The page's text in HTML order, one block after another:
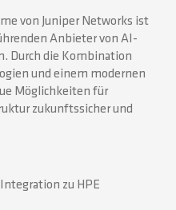
von Juniper Networks ist
Anbieter von AI-
Durch die Kombination
und einem modernen
Möglichkeiten für
zukunftssicher und
zu HPE